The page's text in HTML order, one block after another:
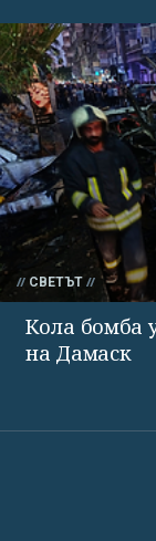
СВЕТЪТ
Кола бомба
на Дамаск